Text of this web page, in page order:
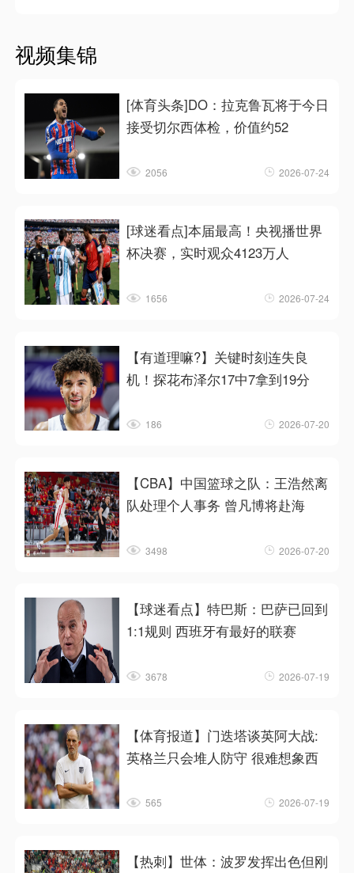
视频集锦
[体育头条]DO：拉克鲁瓦将于今日
接受切尔西体检，价值约52
2056 2026-07-24
[球迷看点]本届最高！央视播世界
杯决赛，实时观众4123万人
1656 2026-07-24
【有道理嘛?】关键时刻连失良
机！探花布泽尔17中7拿到19分
186 2026-07-20
【CBA】中国篮球之队：王浩然离
队处理个人事务 曾凡博将赴海
3498 2026-07-20
【球迷看点】特巴斯：巴萨已回到
1:1规则 西班牙有最好的联赛
3678 2026-07-19
【体育报道】门迭塔谈英阿大战:
英格兰只会堆人防守 很难想象西
565 2026-07-19
【热刺】世体：波罗发挥出色但刚